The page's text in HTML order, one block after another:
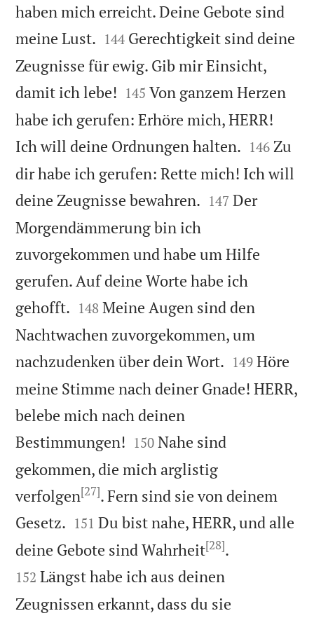
haben mich erreicht. Deine Gebote sind
meine Lust. 

144 Gerechtigkeit sind deine
Zeugnisse für ewig. Gib mir Einsicht,
damit ich lebe! 

145 Von ganzem Herzen
habe ich gerufen: Erhöre mich, HERR!
Ich will deine Ordnungen halten. 

146 Zu
dir habe ich gerufen: Rette mich! Ich will
deine Zeugnisse bewahren. 

147 Der
Morgendämmerung bin ich
zuvorgekommen und habe um Hilfe
gerufen. Auf deine Worte habe ich
gehofft. 

148 Meine Augen sind den
Nachtwachen zuvorgekommen, um
nachzudenken über dein Wort. 

149 Höre
meine Stimme nach deiner Gnade! HERR,
belebe mich nach deinen
Bestimmungen! 

150 Nahe sind
gekommen, die mich arglistig
verfolgen[27]. Fern sind sie von deinem
Gesetz. 

151 Du bist nahe, HERR, und alle
deine Gebote sind Wahrheit[28].
152 Längst habe ich aus deinen
Zeugnissen erkannt, dass du sie